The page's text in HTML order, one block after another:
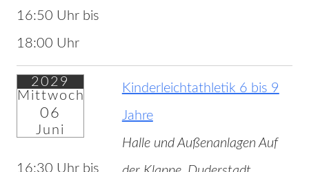
16:50 Uhr bis
18:00 Uhr
2029
Mittwoch
06
Juni
16:30 Uhr bis
Kinderleichtathletik 6 bis 9
Jahre
Halle und Außenanlagen Auf